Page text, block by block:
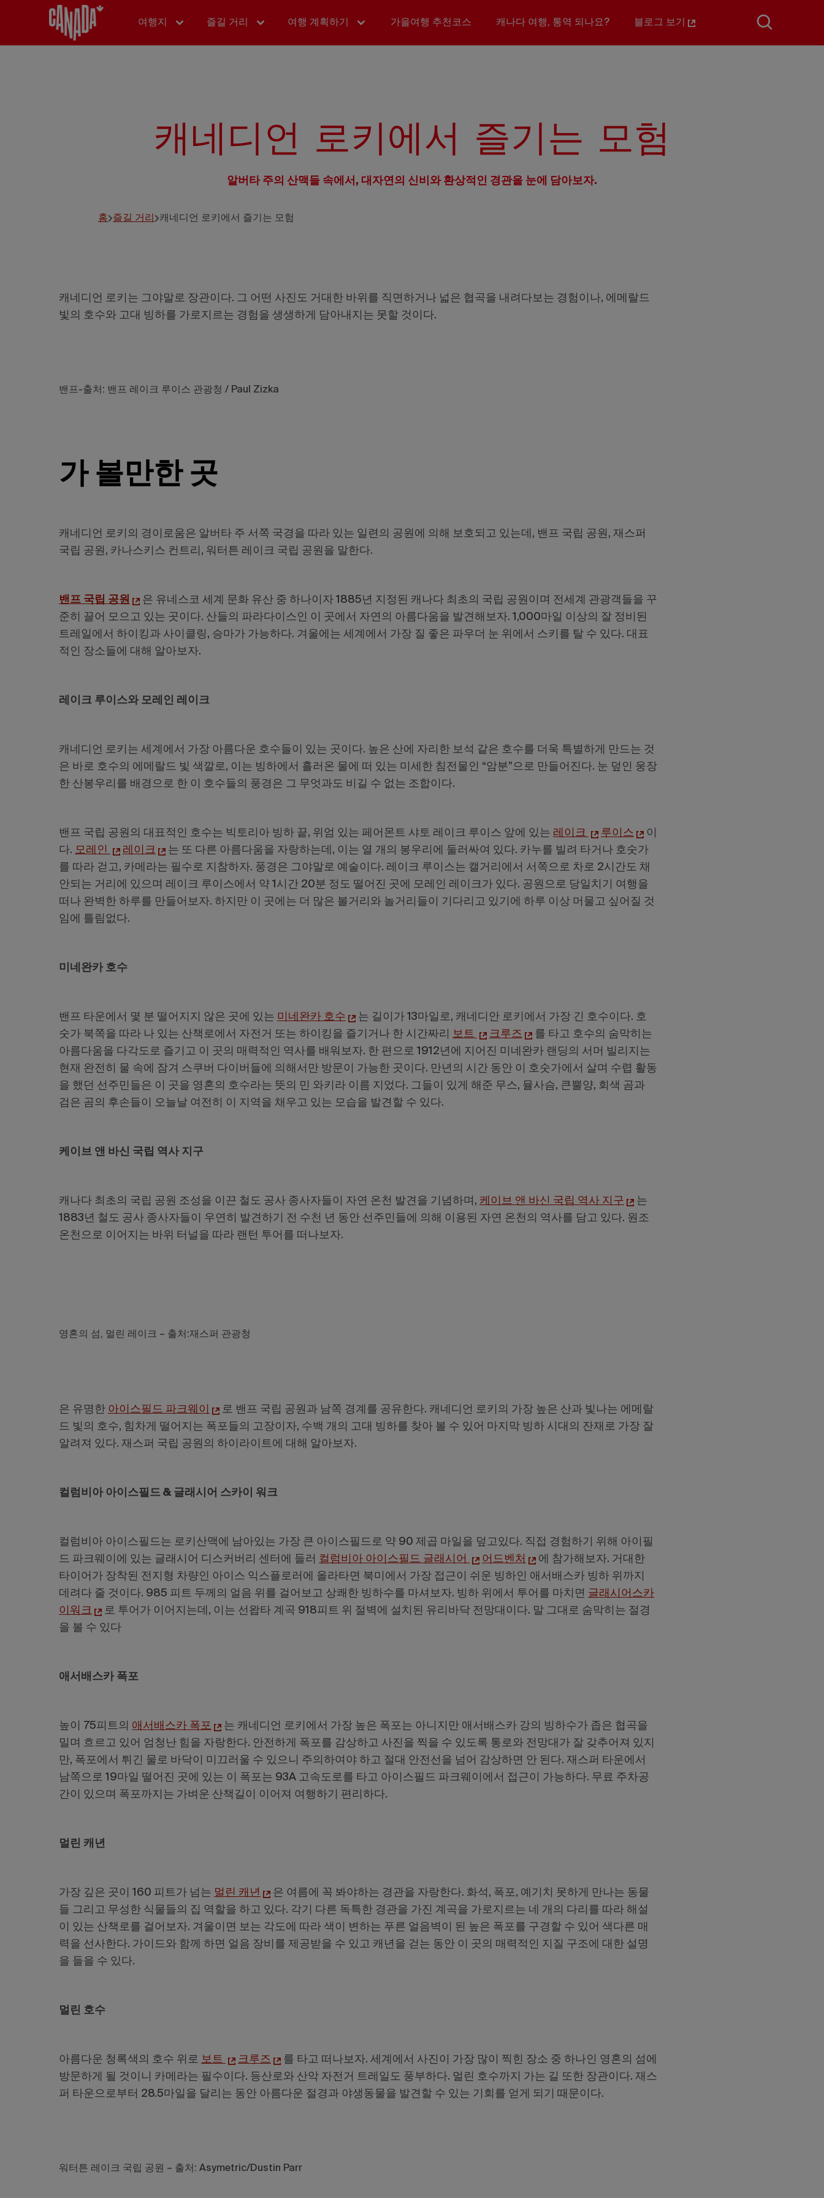
여행지 즐길 거리 여행 계획하기 가을여행 추천코스 캐나다 여행, 통역 되나요? 블로그 보기
캐네디언 로키에서 즐기는 모험
알버타 주의 산맥들 속에서, 대자연의 신비와 환상적인 경관을 눈에 담아보자.
홈 즐길 거리 캐네디언 로키에서 즐기는 모험
캐네디언 로키는 그야말로 장관이다. 그 어떤 사진도 거대한 바위를 직면하거나 넓은 협곡을 내려다보는 경험이나, 에메랄드
빛의 호수와 고대 빙하를 가로지르는 경험을 생생하게 담아내지는 못할 것이다.
밴프-출처: 밴프 레이크 루이스 관광청 / Paul Zizka
가 볼만한 곳
캐네디언 로키의 경이로움은 알버타 주 서쪽 국경을 따라 있는 일련의 공원에 의해 보호되고 있는데, 밴프 국립 공원, 재스퍼
국립 공원, 카나스키스 컨트리, 워터튼 레이크 국립 공원을 말한다.
밴프 국립 공원
은 유네스코 세계 문화 유산 중 하나이자 1885년 지정된 캐나다 최초의 국립 공원이며 전세계 관광객들을 꾸
준히 끌어 모으고 있는 곳이다. 산들의 파라다이스인 이 곳에서 자연의 아름다움을 발견해보자. 1,000마일 이상의 잘 정비된
트레일에서 하이킹과 사이클링, 승마가 가능하다. 겨울에는 세계에서 가장 질 좋은 파우더 눈 위에서 스키를 탈 수 있다. 대표
적인 장소들에 대해 알아보자.
레이크 루이스와 모레인 레이크
캐네디언 로키는 세계에서 가장 아름다운 호수들이 있는 곳이다. 높은 산에 자리한 보석 같은 호수를 더욱 특별하게 만드는 것
은 바로 호수의 에메랄드 빛 색깔로, 이는 빙하에서 흘러온 물에 떠 있는 미세한 침전물인 “암분”으로 만들어진다. 눈 덮인 웅장
한 산봉우리를 배경으로 한 이 호수들의 풍경은 그 무엇과도 비길 수 없는 조합이다.
밴프 국립 공원의 대표적인 호수는 빅토리아 빙하 끝, 위엄 있는 페어몬트 샤토 레이크 루이스 앞에 있는 레이크 루이스
이
다. 모레인 레이크
는 또 다른 아름다움을 자랑하는데, 이는 열 개의 봉우리에 둘러싸여 있다. 카누를 빌려 타거나 호숫가
를 따라 걷고, 카메라는 필수로 지참하자. 풍경은 그야말로 예술이다. 레이크 루이스는 캘거리에서 서쪽으로 차로 2시간도 채
안되는 거리에 있으며 레이크 루이스에서 약 1시간 20분 정도 떨어진 곳에 모레인 레이크가 있다. 공원으로 당일치기 여행을
떠나 완벽한 하루를 만들어보자. 하지만 이 곳에는 더 많은 볼거리와 놀거리들이 기다리고 있기에 하루 이상 머물고 싶어질 것
임에 틀림없다.
미네완카 호수
밴프 타운에서 몇 분 떨어지지 않은 곳에 있는 미네완카 호수
는 길이가 13마일로, 캐네디안 로키에서 가장 긴 호수이다. 호
숫가 북쪽을 따라 나 있는 산책로에서 자전거 또는 하이킹을 즐기거나 한 시간짜리 보트 크루즈
를 타고 호수의 숨막히는
아름다움을 다각도로 즐기고 이 곳의 매력적인 역사를 배워보자. 한 편으로 1912년에 지어진 미네완카 랜딩의 서머 빌리지는
현재 완전히 물 속에 잠겨 스쿠버 다이버들에 의해서만 방문이 가능한 곳이다. 만년의 시간 동안 이 호숫가에서 살며 수렵 활동
을 했던 선주민들은 이 곳을 영혼의 호수라는 뜻의 민 와키라 이름 지었다. 그들이 있게 해준 무스, 뮬사슴, 큰뿔양, 회색 곰과
검은 곰의 후손들이 오늘날 여전히 이 지역을 채우고 있는 모습을 발견할 수 있다.
케이브 앤 바신 국립 역사 지구
캐나다 최초의 국립 공원 조성을 이끈 철도 공사 종사자들이 자연 온천 발견을 기념하며, 케이브 앤 바신 국립 역사 지구
는
1883년 철도 공사 종사자들이 우연히 발견하기 전 수천 년 동안 선주민들에 의해 이용된 자연 온천의 역사를 담고 있다. 원조
온천으로 이어지는 바위 터널을 따라 랜턴 투어를 떠나보자.
영혼의 섬, 멀린 레이크 – 출처:재스퍼 관광청
은 유명한 아이스필드 파크웨이
로 밴프 국립 공원과 남쪽 경계를 공유한다. 캐네디언 로키의 가장 높은 산과 빛나는 에메랄
드 빛의 호수, 힘차게 떨어지는 폭포들의 고장이자, 수백 개의 고대 빙하를 찾아 볼 수 있어 마지막 빙하 시대의 잔재로 가장 잘
알려져 있다. 재스퍼 국립 공원의 하이라이트에 대해 알아보자.
컬럼비아 아이스필드 & 글래시어 스카이 워크
컬럼비아 아이스필드는 로키산맥에 남아있는 가장 큰 아이스필드로 약 90 제곱 마일을 덮고있다. 직접 경험하기 위해 아이필
드 파크웨이에 있는 글래시어 디스커버리 센터에 들러 컬럼비아 아이스필드 글래시어 어드벤처
에 참가해보자. 거대한
타이어가 장착된 전지형 차량인 아이스 익스플로러에 올라타면 북미에서 가장 접근이 쉬운 빙하인 애서배스카 빙하 위까지
데려다 줄 것이다. 985 피트 두께의 얼음 위를 걸어보고 상쾌한 빙하수를 마셔보자. 빙하 위에서 투어를 마치면 글래시어스카
이워크
로 투어가 이어지는데, 이는 선왑타 계곡 918피트 위 절벽에 설치된 유리바닥 전망대이다. 말 그대로 숨막히는 절경
을 볼 수 있다
애서배스카 폭포
높이 75피트의 애서배스카 폭포
는 캐네디언 로키에서 가장 높은 폭포는 아니지만 애서배스카 강의 빙하수가 좁은 협곡을
밀며 흐르고 있어 엄청난 힘을 자랑한다. 안전하게 폭포를 감상하고 사진을 찍을 수 있도록 통로와 전망대가 잘 갖추어져 있지
만, 폭포에서 튀긴 물로 바닥이 미끄러울 수 있으니 주의하여야 하고 절대 안전선을 넘어 감상하면 안 된다. 재스퍼 타운에서
남쪽으로 19마일 떨어진 곳에 있는 이 폭포는 93A 고속도로를 타고 아이스필드 파크웨이에서 접근이 가능하다. 무료 주차공
간이 있으며 폭포까지는 가벼운 산책길이 이어져 여행하기 편리하다.
멀린 캐년
가장 깊은 곳이 160 피트가 넘는 멀린 캐년
은 여름에 꼭 봐야하는 경관을 자랑한다. 화석, 폭포, 예기치 못하게 만나는 동물
들 그리고 무성한 식물들의 집 역할을 하고 있다. 각기 다른 독특한 경관을 가진 계곡을 가로지르는 네 개의 다리를 따라 해설
이 있는 산책로를 걸어보자. 겨울이면 보는 각도에 따라 색이 변하는 푸른 얼음벽이 된 높은 폭포를 구경할 수 있어 색다른 매
력을 선사한다. 가이드와 함께 하면 얼음 장비를 제공받을 수 있고 캐년을 걷는 동안 이 곳의 매력적인 지질 구조에 대한 설명
을 들을 수 있다.
멀린 호수
아름다운 청록색의 호수 위로 보트 크루즈
를 타고 떠나보자. 세계에서 사진이 가장 많이 찍힌 장소 중 하나인 영혼의 섬에
방문하게 될 것이니 카메라는 필수이다. 등산로와 산악 자전거 트레일도 풍부하다. 멀린 호수까지 가는 길 또한 장관이다. 재스
퍼 타운으로부터 28.5마일을 달리는 동안 아름다운 절경과 야생동물을 발견할 수 있는 기회를 얻게 되기 때문이다.
워터튼 레이크 국립 공원 – 출처: Asymetric/Dustin Parr